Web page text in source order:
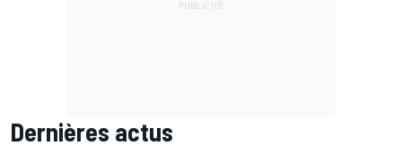
Dernières actus